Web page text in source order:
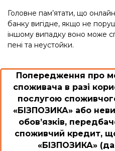
Головне пам’ятати, що
банку вигідне, якщо не
іншому випадку воно може
пені та неустойки.
Попередження про
споживача в разі
послугою
«БІЗПОЗИКА» або
обов’язків,
споживчий кредит,
«БІЗПОЗИКА»